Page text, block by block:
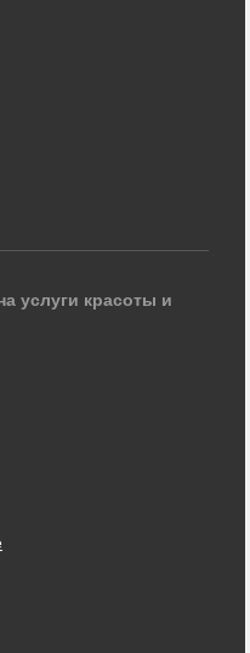
услуги красоты и